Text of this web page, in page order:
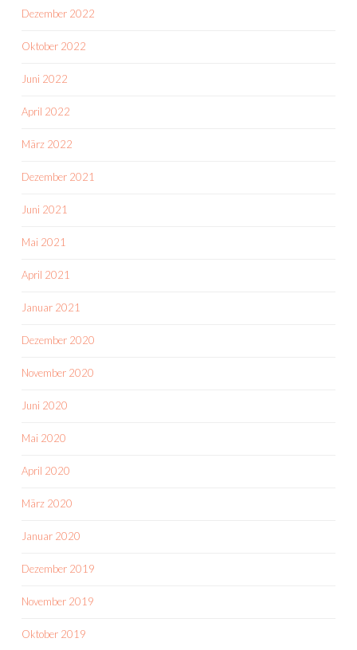
Dezember 2022
Oktober 2022
Juni 2022
April 2022
März 2022
Dezember 2021
Juni 2021
Mai 2021
April 2021
Januar 2021
Dezember 2020
November 2020
Juni 2020
Mai 2020
April 2020
März 2020
Januar 2020
Dezember 2019
November 2019
Oktober 2019